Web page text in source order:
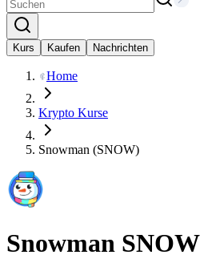
Kurs Kaufen Nachrichten
Home
Krypto Kurse
Snowman (SNOW)
Snowman SNOW